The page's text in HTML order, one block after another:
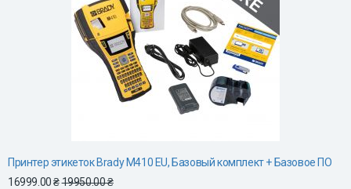
Принтер этикеток Brady M410 EU, Базовый комплект + Базовое ПО
16999.00 ₴19950.00 ₴